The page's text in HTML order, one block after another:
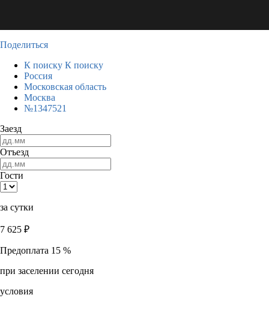
Поделиться
К поиску К поиску
Россия
Московская область
Москва
№1347521
Заезд
Отъезд
Гости
за сутки
7 625 ₽
Предоплата 15 %
при заселении сегодня
условия